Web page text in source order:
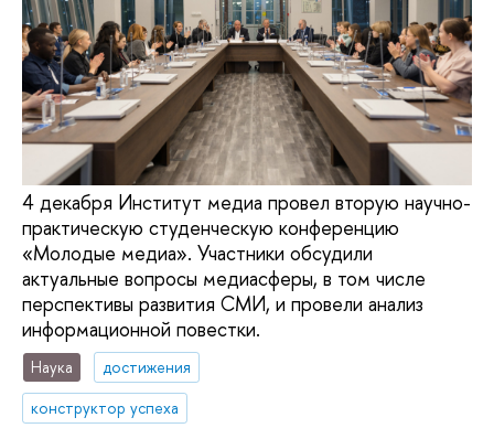
4 декабря Институт медиа провел вторую научно-
практическую студенческую конференцию
«Молодые медиа». Участники обсудили
актуальные вопросы медиасферы, в том числе
перспективы развития СМИ, и провели анализ
информационной повестки.
Наука
достижения
конструктор успеха